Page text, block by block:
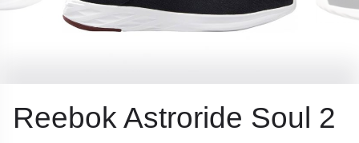
Reebok Astroride Soul 2